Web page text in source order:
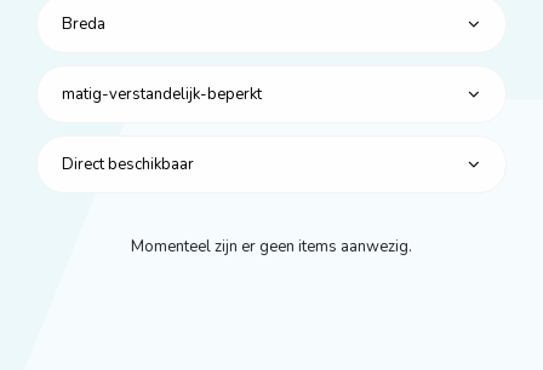
Breda
matig-verstandelijk-beperkt
Direct beschikbaar
Momenteel zijn er geen items aanwezig.